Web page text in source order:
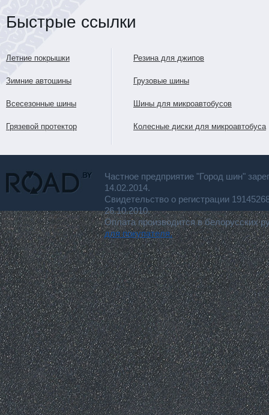
Быстрые ссылки
Летние покрышки
Зимние автошины
Всесезонные шины
Грязевой протектор
Резина для джипов
Грузовые шины
Шины для микроавтобусов
Колесные диски для микроавтобуса
Частное предприятие "Город шин"
14.02.2014.
Свидетельство о регистрации
26.10.2010.
Оплата производится в белорусских
для покупателя.